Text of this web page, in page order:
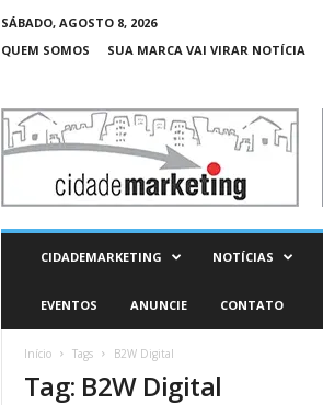
SÁBADO, AGOSTO 8, 2026
QUEM SOMOS
SUA MARCA VAI VIRAR NOTÍCIA
C
d
CIDADEMARKETING NOTÍCIAS
EVENTOS ANUNCIE CONTATO
Início Tags B2W Digital
Tag: B2W Digital